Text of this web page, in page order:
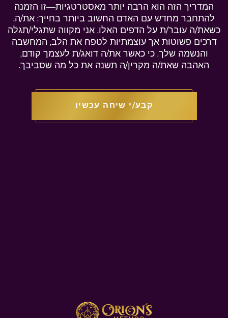
המדריך הזה הוא הרבה יותר מאסטרטגיות—זו הזמנה
להתחבר מחדש עם האדם החשוב ביותר בחייך: את/ה.
כשאת/ה עובר/ת על הדפים האלו, אני מקווה שתגלי/תגלה
דרכים פשוטות אך עוצמתיות לטפח את הלב, המחשבה
והנשמה שלך. כי כאשר את/ה דואג/ת לעצמך קודם,
האהבה שאת/ה מקרין/ה תשנה את כל מה שסביבך.
קבע/י שיחה עכשיו